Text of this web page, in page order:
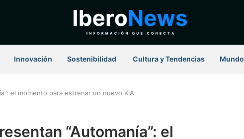
Innovación Sostenibilidad ⁠ Cultura y Tendencias Mundo
el momento para estrenar un nuevo KIA
“Automanía”: el